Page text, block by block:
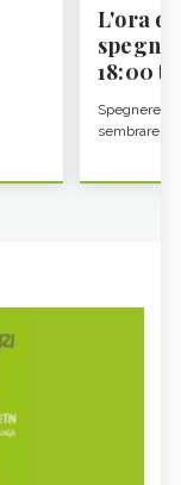
L'ora
18:00 ti
Spegnere lo
sembrare